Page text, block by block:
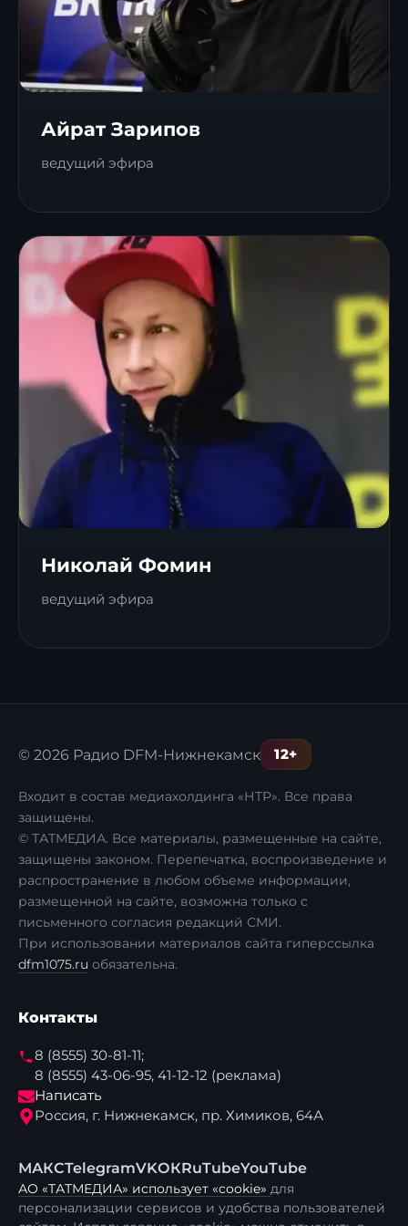
Айрат Зарипов
ведущий эфира
Николай Фомин
ведущий эфира
© 2026 Радио DFM-Нижнекамск 12+
Входит в состав медиахолдинга «НТР». Все права
защищены.
© ТАТМЕДИА. Все материалы, размещенные на сайте,
защищены законом. Перепечатка, воспроизведение и
распространение в любом объеме информации,
размещенной на сайте, возможна только с
письменного согласия редакций СМИ.
При использовании материалов сайта гиперссылка
dfm1075.ru обязательна.
Контакты
8 (8555) 30-81-11;
8 (8555) 43-06-95, 41-12-12 (реклама)
Написать
Россия, г. Нижнекамск, пр. Химиков, 64А
МАКСTelegramVKОКRuTubeYouTube
АО «ТАТМЕДИА» использует «cookie» для
персонализации сервисов и удобства пользователей